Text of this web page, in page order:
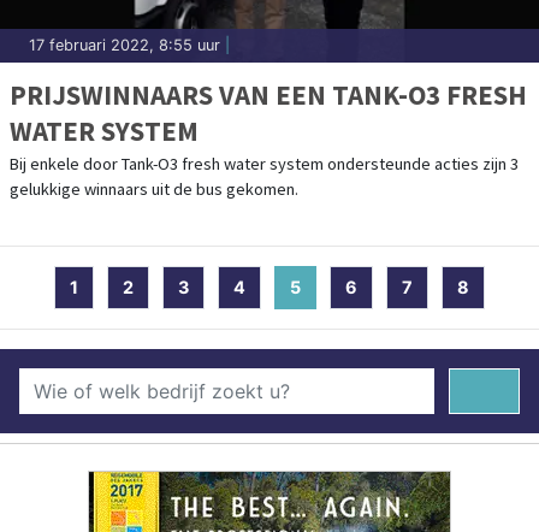
17 februari 2022, 8:55 uur
PRIJSWINNAARS VAN EEN TANK-O3 FRESH
WATER SYSTEM
Bij enkele door Tank-O3 fresh water system ondersteunde acties zijn 3
gelukkige winnaars uit de bus gekomen.
1 2 3 4 5 (current)
6 7 8